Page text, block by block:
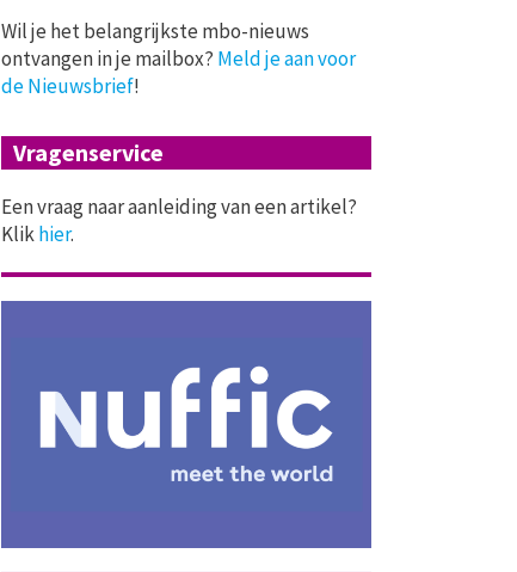
Wil je het belangrijkste mbo-nieuws
ontvangen in je mailbox? Meld je aan voor
de Nieuwsbrief!
Vragenservice
Een vraag naar aanleiding van een artikel?
Klikhier.